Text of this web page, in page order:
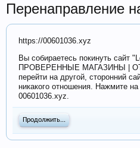
Перенаправление
https://00601036.xyz
Вы собираетесь покинуть сайт
ПРОВЕРЕННЫЕ МАГАЗИНЫ |
перейти на другой, сторонний
никакого отношения. Нажмите
00601036.xyz.
Продолжить...